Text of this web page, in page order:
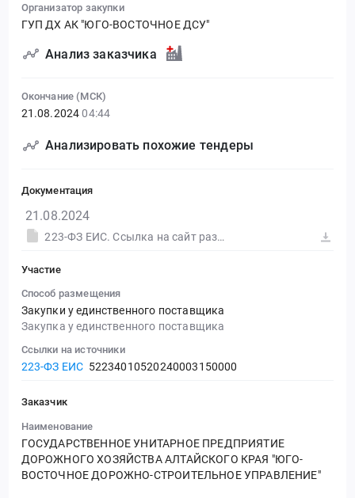
Организатор закупки
ГУП ДХ АК "ЮГО-ВОСТОЧНОЕ ДСУ"
Анализ заказчика
Окончание (МСК)
21.08.2024 04:44
Анализировать похожие тендеры
Документация
21.08.2024
223-ФЗ ЕИС. Ссылка на сайт размещения тендера #30583413632.doc
Участие
Способ размещения
Закупки у единственного поставщика
Закупка у единственного поставщика
Ссылки на источники
223-ФЗ ЕИС 52234010520240003150000
Заказчик
Наименование
ГОСУДАРСТВЕННОЕ УНИТАРНОЕ ПРЕДПРИЯТИЕ
ДОРОЖНОГО ХОЗЯЙСТВА АЛТАЙСКОГО КРАЯ "ЮГО-
ВОСТОЧНОЕ ДОРОЖНО-СТРОИТЕЛЬНОЕ УПРАВЛЕНИЕ"